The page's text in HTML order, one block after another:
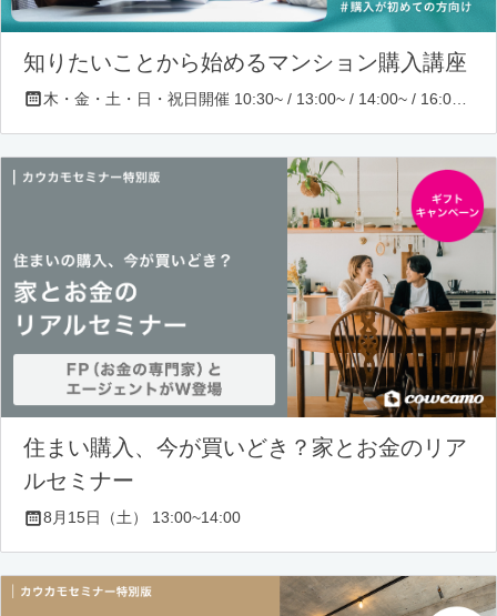
知りたいことから始めるマンション購入講座
住まい購入、今が買いどき？家とお金のリア
ルセミナー
8月15日（土） 13:00~14:00